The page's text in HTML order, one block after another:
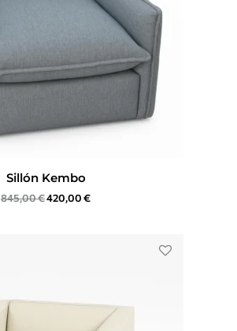
Sillón Kembo
845,00€420,00€